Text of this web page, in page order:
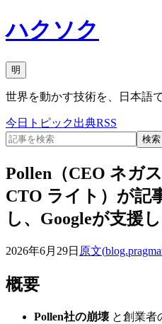
ハクソク
明
世界を動かす技術を、日本語で
今日 トピック出典RSS
検索
Pollen（CEO ネガ
CTO ライト）が記
し、Googleが支援
2026年6月29日 原文(
概要
Pollen社の崩壊と創業者